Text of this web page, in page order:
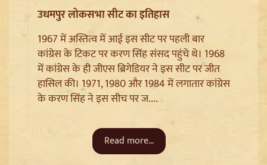
Ladakh Formation Day: शांति और विकास की नई ऊंचाइयों
पर लद्दाख, LG ने PM Modi और Amit Shah का जताया
आभार
उधमपुर लोकसभा सीट का इतिहास
1967 में अस्तित्व में आई इस सीट पर पहली बार
कांग्रेस के टिकट पर करण सिंह संसद पहुंचे थे। 1968
में कांग्रेस के ही जीएस ब्रिगेडियर ने इस सीट पर जीत
हासिल की। 1971, 1980 और 1984 में लगातार कांग्रेस
के करण सिंह ने इस सीच पर ज....
Read more...